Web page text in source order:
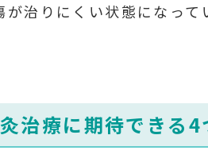
治りにくい状態になって
治療に期待できる4